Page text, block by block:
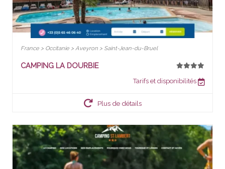
France > Occitanie > Aveyron > Saint-Jean-du-Bruel
CAMPING LA DOURBIE
Tarifs et disponibilités
Plus de détails